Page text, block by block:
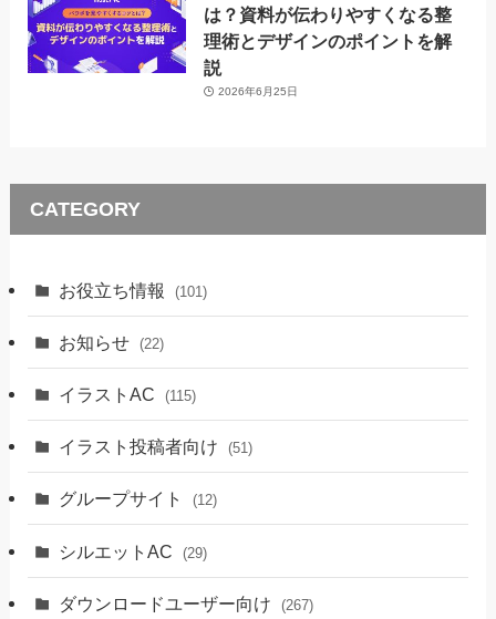
は？資料が伝わりやすくなる整
理術とデザインのポイントを解
説
2026年6月25日
CATEGORY
お役立ち情報 (101)
お知らせ (22)
イラストAC (115)
イラスト投稿者向け (51)
グループサイト (12)
シルエットAC (29)
ダウンロードユーザー向け (267)